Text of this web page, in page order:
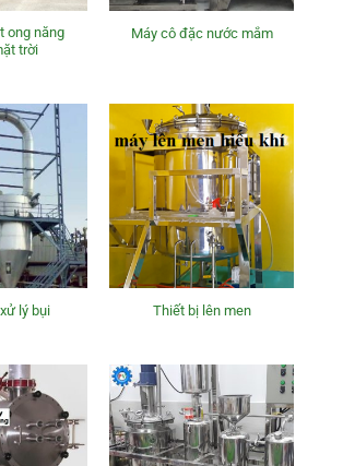
ong năng
trời
Máy cô đặc nước mắm
lý bụi Thiết bị lên men